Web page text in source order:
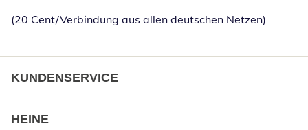
(20 Cent/Verbindung aus allen deutschen Netzen)
KUNDENSERVICE
HEINE